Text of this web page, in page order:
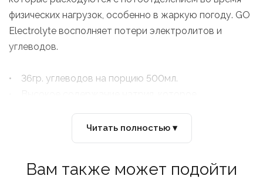
физических нагрузок, особенно в жаркую погоду. GO
Electrolyte восполняет потери электролитов и
углеводов.
• 36гр. углеводов на порцию 500мл.
• Легкая усвояемостьЧитать полностью ▾
Вам также может подойти